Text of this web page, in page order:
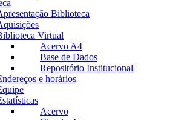
Biblioteca
Virtual
Acervo A4
Base de Dados
Repositório Institucional
e horários
Acervo